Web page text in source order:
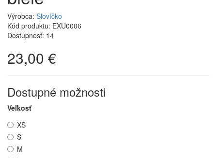
Výrobca: Slovíčko
Kód produktu: EXU0006
Dostupnosť: 14
23,00 €
Dostupné možnosti
Veľkosť
XS
S
M